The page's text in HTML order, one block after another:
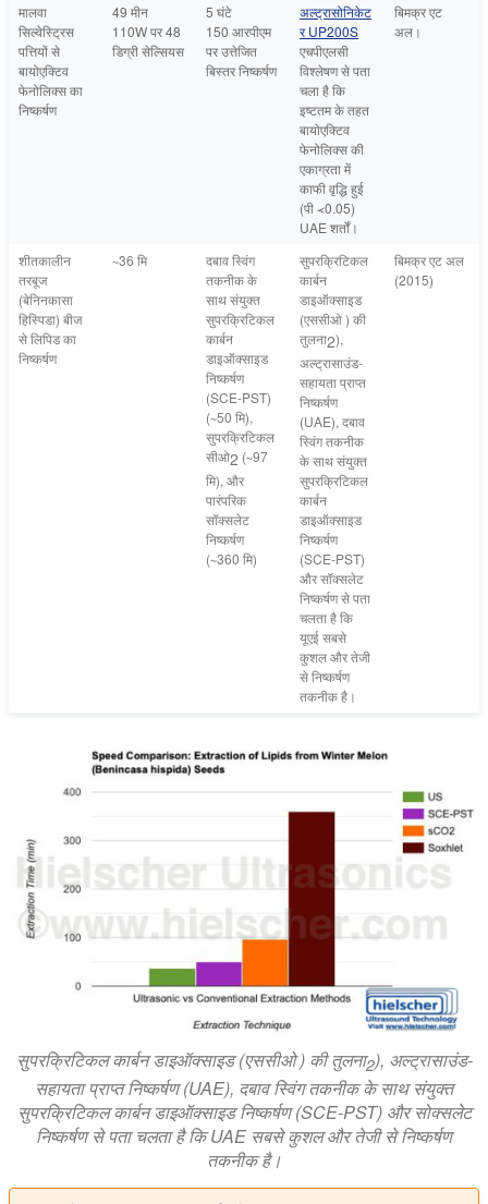
मालवा
सिल्वेस्ट्रिस
पत्तियों से
बायोएक्टिव
फेनोलिक्स का
निष्कर्षण
49 मीन
110W पर 48
डिग्री सेल्सियस
5 घंटे
150 आरपीएम
पर उत्तेजित
बिस्तर निष्कर्षण
अल्ट्रासोनिकेट
र UP200S
एचपीएलसी
विश्लेषण से पता
चला है कि
इष्टतम के तहत
बायोएक्टिव
फेनोलिक्स की
एकाग्रता में
काफी वृद्धि हुई
(पी ≺0.05)
UAE शर्तों।
बिमक्र एट
अल।
शीतकालीन
तरबूज
(बेनिनकासा
हिस्पिडा) बीज
से लिपिड का
निष्कर्षण
∼36 मि
दबाव स्विंग
तकनीक के
साथ संयुक्त
सुपरक्रिटिकल
कार्बन
डाइऑक्साइड
निष्कर्षण
(SCE-PST)
(∼50 मि),
सुपरक्रिटिकल
सीओ2 (∼97
मि), और
पारंपरिक
सॉक्सलेट
निष्कर्षण
(∼360 मि)
सुपरक्रिटिकल
कार्बन
डाइऑक्साइड
(एससीओ ) की
तुलना2),
अल्ट्रासाउंड-
सहायता प्राप्त
निष्कर्षण
(UAE), दबाव
स्विंग तकनीक
के साथ संयुक्त
सुपरक्रिटिकल
कार्बन
डाइऑक्साइड
निष्कर्षण
(SCE-PST)
और सॉक्सलेट
निष्कर्षण से पता
चलता है कि
यूएई सबसे
कुशल और तेजी
से निष्कर्षण
तकनीक है।
बिमक्र एट अल
(2015)
सुपरक्रिटिकल कार्बन डाइऑक्साइड (एससीओ ) की तुलना2), अल्ट्रासाउंड-
सहायता प्राप्त निष्कर्षण (UAE), दबाव स्विंग तकनीक के साथ संयुक्त
सुपरक्रिटिकल कार्बन डाइऑक्साइड निष्कर्षण (SCE-PST) और सोक्सलेट
निष्कर्षण से पता चलता है किUAE सबसे कुशल और तेजी से निष्कर्षण
तकनीक है।